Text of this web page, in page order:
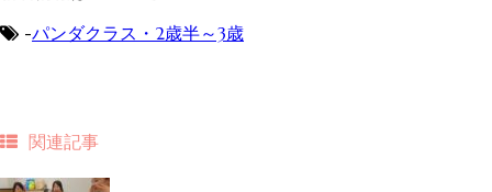
-パンダクラス・2歳半～3歳
関連記事